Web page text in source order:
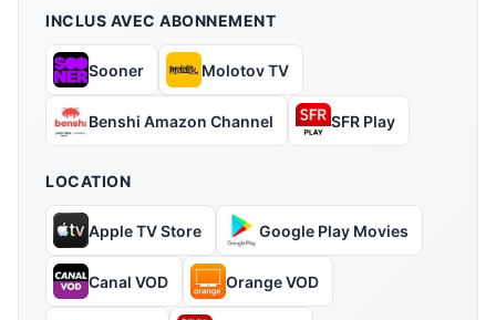
INCLUS AVEC ABONNEMENT
Sooner Molotov TV
Benshi Amazon Channel SFR Play
LOCATION
Apple TV Store Google Play Movies
Canal VOD Orange VOD